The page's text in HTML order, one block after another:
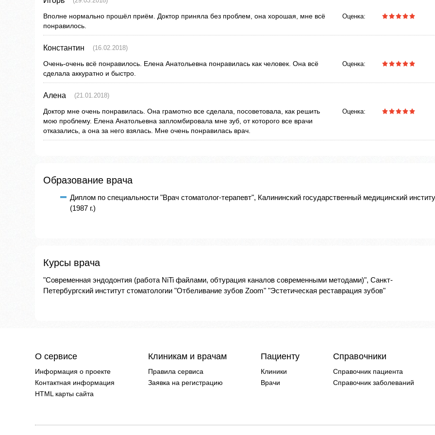
Вполне нормально прошёл приём. Доктор приняла без проблем, она хорошая, мне всё
понравилось.
Оценка:
Константин (16.02.2018)
Очень-очень всё понравилось. Елена Анатольевна понравилась как человек. Она всё
сделала аккуратно и быстро.
Оценка:
Алена (21.01.2018)
Доктор мне очень понравилась. Она грамотно все сделала, посоветовала, как решить
мою проблему. Елена Анатольевна запломбировала мне зуб, от которого все врачи
отказались, а она за него взялась. Мне очень понравилась врач.
Оценка:
Образование врача
Диплом по специальности "Врач стоматолог-терапевт", Калининский государственный медицинский
(1987 г.)
Курсы врача
"Современная эндодонтия (работа NiTi файлами, обтурация каналов современными методами)", Санкт-
Петербургский институт стоматологии "Отбеливание зубов Zoom" "Эстетическая реставрация зубов"
О сервисе
Информация о проекте
Контактная информация
HTML карты сайта
Клиникам и врачам
Правила сервиса
Заявка на регистрацию
Пациенту
Клиники
Врачи
Справочники
Справочник пациента
Справочник заболеваний